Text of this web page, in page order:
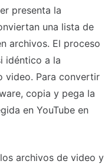
presenta la
una lista de
archivos. El proceso
idéntico a la
video. Para convertir
copia y pega la
en YouTube en
archivos de video y